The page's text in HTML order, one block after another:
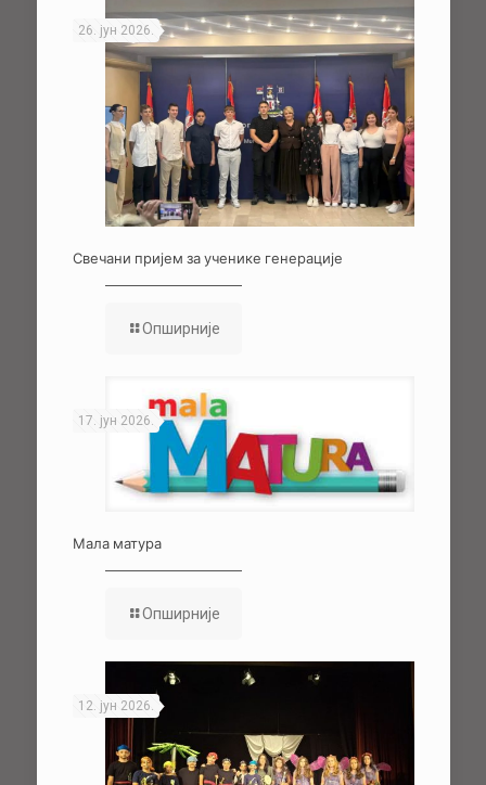
26. јун 2026.
Свечани пријем за ученике генерације
Опширније
17. јун 2026.
Мала матура
Опширније
12. јун 2026.